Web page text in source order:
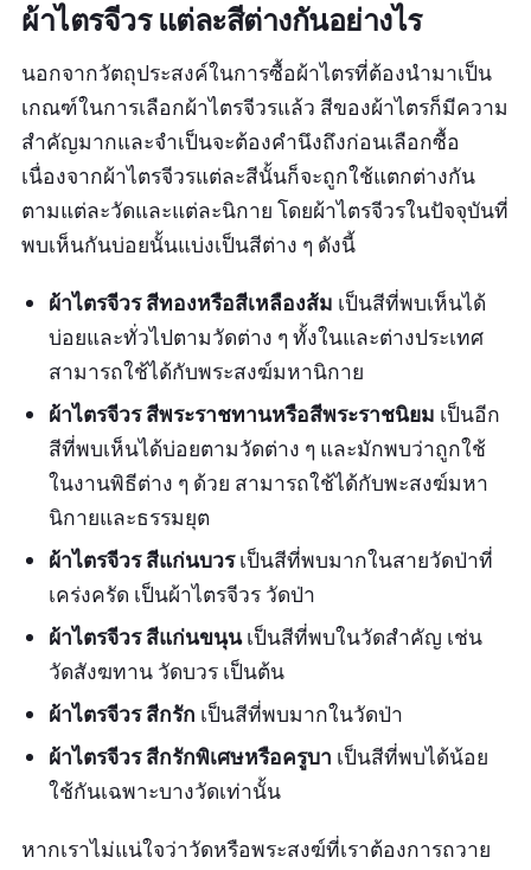
ผ้าไตรจีวร แต่ละสีต่างกันอย่างไร
นอกจากวัตถุประสงค์ในการซื้อผ้าไตรที่ต้องนำมาเป็น
เกณฑ์ในการเลือกผ้าไตรจีวรแล้ว สีของผ้าไตรก็มีความ
สำคัญมากและจำเป็นจะต้องคำนึงถึงก่อนเลือกซื้อ
เนื่องจากผ้าไตรจีวรแต่ละสีนั้นก็จะถูกใช้แตกต่างกัน
ตามแต่ละวัดและแต่ละนิกาย โดยผ้าไตรจีวรในปัจจุบันที่
พบเห็นกันบ่อยนั้นแบ่งเป็นสีต่าง ๆ ดังนี้
ผ้าไตรจีวร สีทองหรือสีเหลืองส้ม เป็นสีที่พบเห็นได้
บ่อยและทั่วไปตามวัดต่าง ๆ ทั้งในและต่างประเทศ
สามารถใช้ได้กับพระสงฆ์มหานิกาย
ผ้าไตรจีวร สีพระราชทานหรือสีพระราชนิยม เป็นอีก
สีที่พบเห็นได้บ่อยตามวัดต่าง ๆ และมักพบว่าถูกใช้
ในงานพิธีต่าง ๆ ด้วย สามารถใช้ได้กับพะสงฆ์มหา
นิกายและธรรมยุต
ผ้าไตรจีวร สีแก่นบวรเป็นสีที่พบมากในสายวัดป่าที่
เคร่งครัด เป็นผ้าไตรจีวร วัดป่า
ผ้าไตรจีวร สีแก่นขนุนเป็นสีที่พบในวัดสำคัญ เช่น
วัดสังฆทาน วัดบวร เป็นต้น
ผ้าไตรจีวร สีกรัก เป็นสีที่พบมากในวัดป่า
ผ้าไตรจีวร สีกรักพิเศษหรือครูบา เป็นสีที่พบได้น้อย
ใช้กันเฉพาะบางวัดเท่านั้น
หากเราไม่แน่ใจว่าวัดหรือพระสงฆ์ที่เราต้องการถวาย